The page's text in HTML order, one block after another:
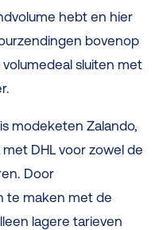
hebt en hier
bovenop
sluiten met
modeketen Zalando,
DHL voor zowel de
Door
te maken met de
lagere tarieven